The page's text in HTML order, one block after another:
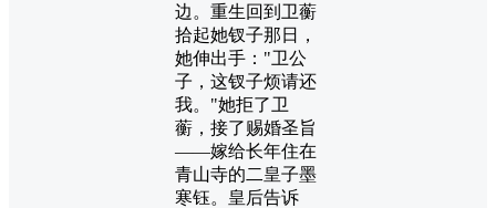
边。重生回到卫蘅
拾起她钗子那日，
她伸出手："卫公
子，这钗子烦请还
我。"她拒了卫
蘅，接了赐婚圣旨
——嫁给长年住在
青山寺的二皇子墨
寒钰。皇后告诉